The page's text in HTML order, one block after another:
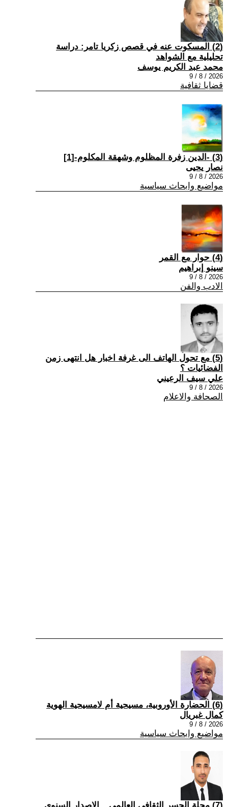
(2) المسكوت عنه في قصص زكريا تامر: دراسة
تحليلية مع الشواهد
محمد عبد الكريم يوسف
2026 / 8 / 9
قضايا ثقافية
(3) -الدين زفرة المظلوم وشهقة المكلوم-[1]
نصار يحيى
2026 / 8 / 9
مواضيع وابحاث سياسية
(4) حوار مع القمر
سينو إبراهيم
2026 / 8 / 9
الادب والفن
(5) مع تحول الهاتف الى غرفة اخبار هل انتهى زمن
الفضائيات ؟
علي سيف الرعيني
2026 / 8 / 9
الصحافة والاعلام
(6) الحضارة الأوروبية، مسيحية أم لامسيحية الهوية
كمال غبريال
2026 / 8 / 9
مواضيع وابحاث سياسية